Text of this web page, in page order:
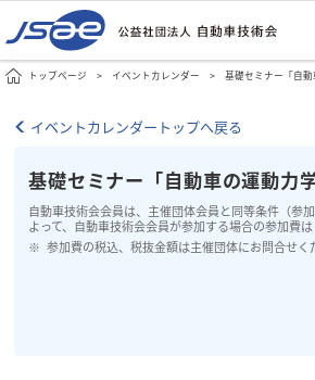
トップページ イベントカレンダー 基礎セミナー「自動
イベントカレンダートップへ戻る
基礎セミナー「自動車の運動力学
自動車技術会会員は、主催団体会員と同等条件（参
よって、自動車技術会会員が参加する場合の参加費は
参加費の税込、税抜金額は主催団体にお問合せく